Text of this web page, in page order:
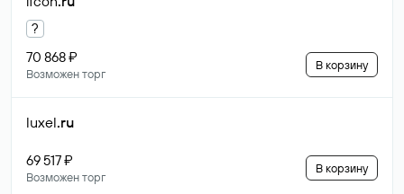
?
70 868 ₽
Возможен торг
В корзину
luxel.ru
69 517 ₽
Возможен торг
В корзину